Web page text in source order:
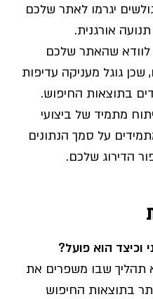
יגרמו לאתר שלכם
אורגנית.
שהאתר שלכם
שכן גוגל מעניקה עדיפות
בתוצאות החיפוש.
מתמיד של ביצועי
על סמך הנתונים
הדירוג שלכם.
וכיצד הוא פועל?
תהליך שבו משפרים את
בתוצאות החיפוש